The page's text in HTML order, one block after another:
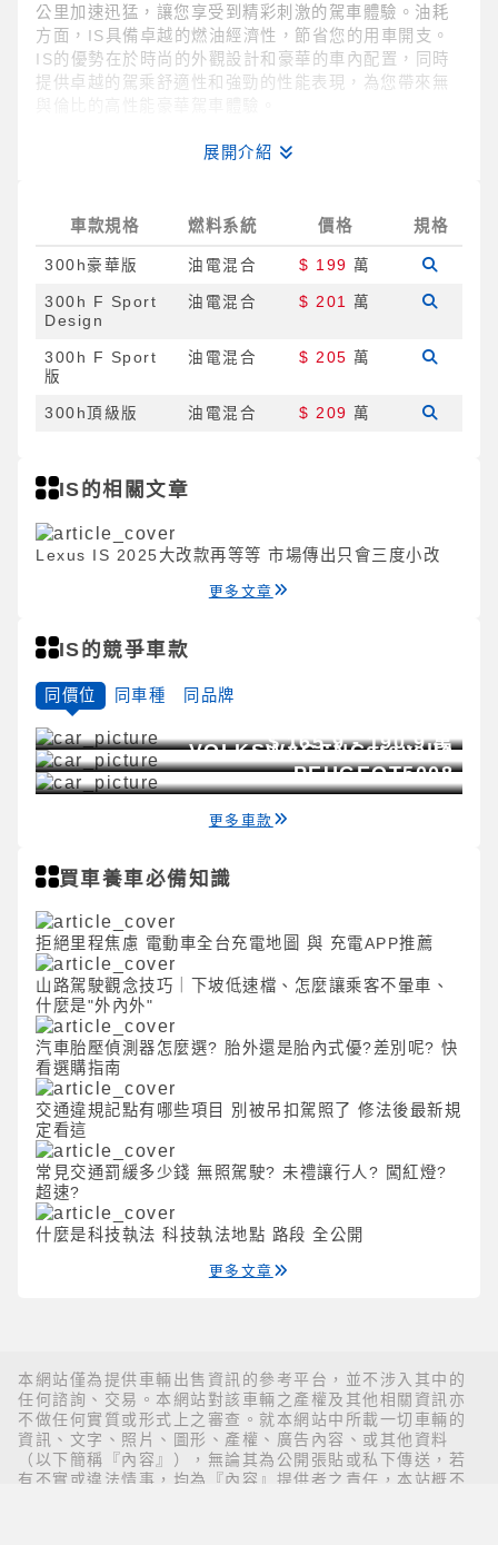
公里加速迅猛，讓您享受到精彩刺激的駕車體驗。油耗
方面，IS具備卓越的燃油經濟性，節省您的用車開支。
IS的優勢在於時尚的外觀設計和豪華的車內配置，同時
提供卓越的駕乘舒適性和強勁的性能表現，為您帶來無
展開介紹
車款規格 燃料系統 價格 規格
300h豪華版 油電混合 $ 199 萬
300h F Sport
Design
油電混合 $ 201 萬
300h F Sport
版
油電混合 $ 205 萬
300h頂級版 油電混合 $ 209 萬
IS的相關文章
Lexus IS 2025大改款再等等 市場傳出只會三度小改
更多文章
IS的競爭車款
同價位 同車種 同品牌
VOLKSWAGENCaravelle
PEUGEOT5008
$ 165.9 - 190.9 萬
更多車款
買車養車必備知識
拒絕里程焦慮 電動車全台充電地圖 與 充電APP推薦
山路駕駛觀念技巧｜下坡低速檔、怎麼讓乘客不暈車、
什麼是"外內外"
汽車胎壓偵測器怎麼選? 胎外還是胎內式優?差別呢? 快
看選購指南
交通違規記點有哪些項目 別被吊扣駕照了 修法後最新規
定看這
常見交通罰緩多少錢 無照駕駛? 未禮讓行人? 闖紅燈?
超速?
什麼是科技執法 科技執法地點 路段 全公開
更多文章
本網站僅為提供車輛出售資訊的參考平台，並不涉入其中的
任何諮詢、交易。本網站對該車輛之產權及其他相關資訊亦
不做任何實質或形式上之審查。就本網站中所載一切車輛的
資訊、文字、照片、圖形、產權、廣告內容、或其他資料
（以下簡稱『內容』），無論其為公開張貼或私下傳送，若
有不實或違法情事，均為『內容』提供者之責任，本站概不